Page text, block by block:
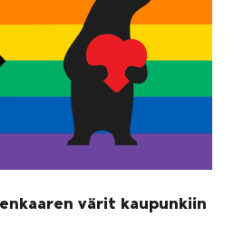
värit kaupunkiin